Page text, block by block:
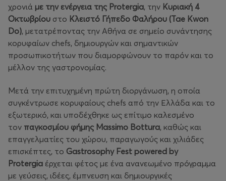
χρονιά με την ενέργεια της Protergia, την Κυριακή 4
Οκτωβρίου στο Κλειστό Γήπεδο Φαλήρου (Tae Kwon
Do), μετατρέποντας την Αθήνα σε σημείο συνάντησης
κορυφαίων chefs, δημιουργών και σημαντικών
προσωπικοτήτων που διαμορφώνουν το παρόν και το
μέλλον της γαστρονομίας.
Μετά την επιτυχημένη πρώτη διοργάνωση, η οποία
συγκέντρωσε κορυφαίους chefs από την Ελλάδα και το
εξωτερικό, και υποδέχθηκε ως επίτιμο καλεσμένο
τον παγκοσμίου φήμης Massimo Bottura, καθώς και
επαγγελματίες του χώρου, παραγωγούς και χιλιάδες
επισκέπτες, το Gastrosophy Fest powered by
Protergia έρχεται φέτος με ένα ανανεωμένο πρόγραμμα
με γεύσεις, ιδέες, έμπνευση και δημιουργικές